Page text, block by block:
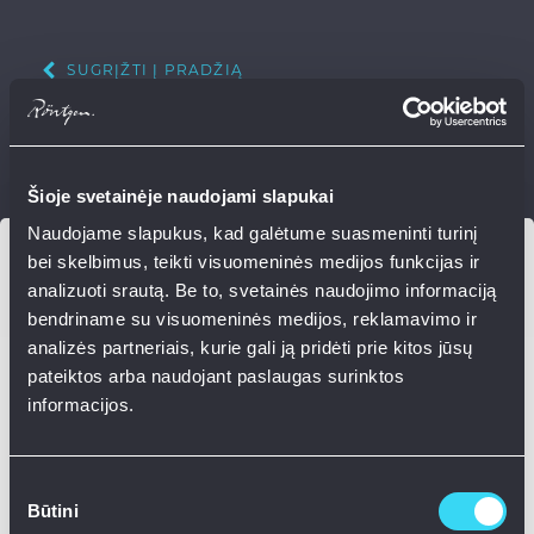
Šioje svetainėje naudojami slapukai
Naudojame slapukus, kad galėtume suasmeninti turinį
bei skelbimus, teikti visuomeninės medijos funkcijas ir
analizuoti srautą. Be to, svetainės naudojimo informaciją
bendriname su visuomeninės medijos, reklamavimo ir
analizės partneriais, kurie gali ją pridėti prie kitos jūsų
pateiktos arba naudojant paslaugas surinktos
informacijos.
pasirinkimas
Būtini
SUGRĮŽTI Į PRADŽIĄ
PRISIJUNKITE
Prisijungti su Facebook
Prisijungti su Google